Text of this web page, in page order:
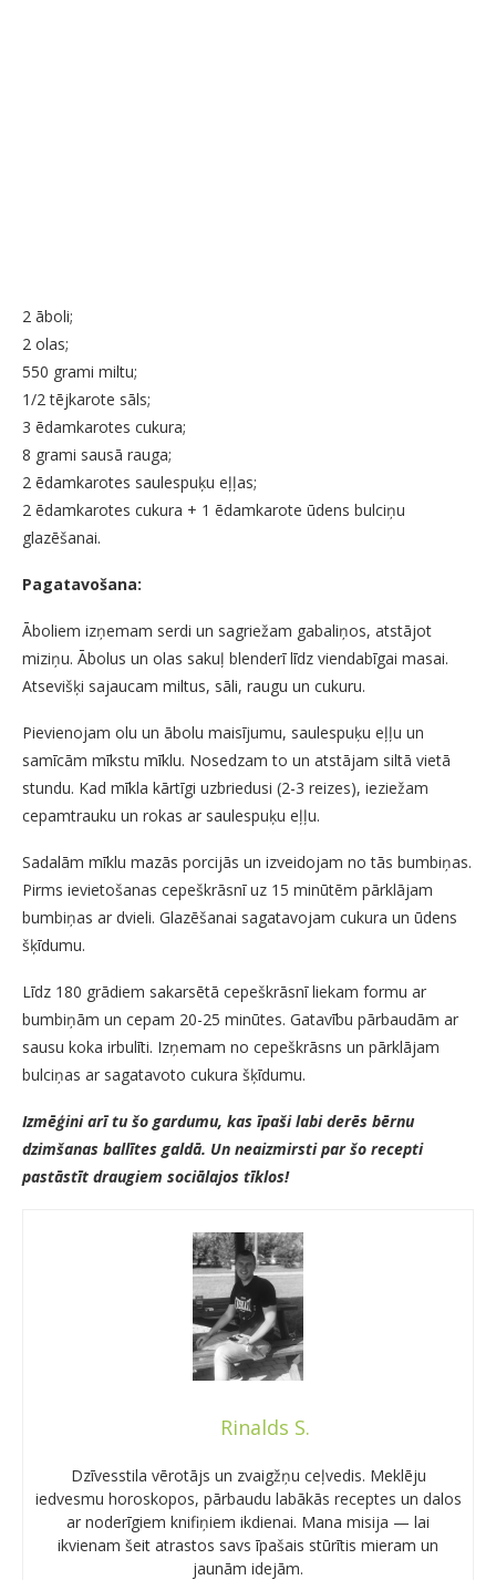
2 āboli;
2 olas;
550 grami miltu;
1/2 tējkarote sāls;
3 ēdamkarotes cukura;
8 grami sausā rauga;
2 ēdamkarotes saulespuķu eļļas;
2 ēdamkarotes cukura + 1 ēdamkarote ūdens bulciņu
glazēšanai.
Pagatavošana:
Āboliem izņemam serdi un sagriežam gabaliņos, atstājot
miziņu. Ābolus un olas sakuļ blenderī līdz viendabīgai masai.
Atsevišķi sajaucam miltus, sāli, raugu un cukuru.
Pievienojam olu un ābolu maisījumu, saulespuķu eļļu un
samīcām mīkstu mīklu. Nosedzam to un atstājam siltā vietā
stundu. Kad mīkla kārtīgi uzbriedusi (2-3 reizes), ieziežam
cepamtrauku un rokas ar saulespuķu eļļu.
Sadalām mīklu mazās porcijās un izveidojam no tās bumbiņas.
Pirms ievietošanas cepeškrāsnī uz 15 minūtēm pārklājam
bumbiņas ar dvieli. Glazēšanai sagatavojam cukura un ūdens
šķīdumu.
Līdz 180 grādiem sakarsētā cepeškrāsnī liekam formu ar
bumbiņām un cepam 20-25 minūtes. Gatavību pārbaudām ar
sausu koka irbulīti. Izņemam no cepeškrāsns un pārklājam
bulciņas ar sagatavoto cukura šķīdumu.
Izmēģini arī tu šo gardumu, kas īpaši labi derēs bērnu
dzimšanas ballītes galdā. Un neaizmirsti par šo recepti
pastāstīt draugiem sociālajos tīklos!
Rinalds S.
Dzīvesstila vērotājs un zvaigžņu ceļvedis. Meklēju
iedvesmu horoskopos, pārbaudu labākās receptes un dalos
ar noderīgiem knifiņiem ikdienai. Mana misija — lai
ikvienam šeit atrastos savs īpašais stūrītis mieram un
jaunām idejām.